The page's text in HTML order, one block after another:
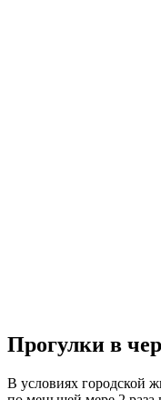
Прогулки в
В условиях городской